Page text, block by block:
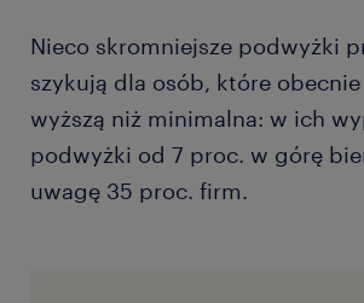
Nieco skromniejsze podwyżki
szykują dla osób, które
wyższą niż minimalna: w ich
podwyżki od 7 proc. w górę
uwagę 35 proc. firm.